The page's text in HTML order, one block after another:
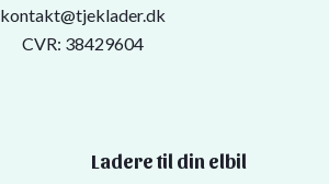
kontakt@tjeklader.dk
CVR: 38429604
Ladere til din elbil